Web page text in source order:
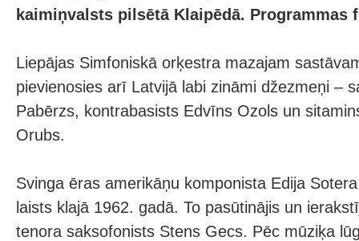
kaimiņvalsts pilsētā Klaipēdā. Programmas
Liepājas Simfoniskā orķestra mazajam
pievienosies arī Latvijā labi zināmi džezmeņi –
Pabērzs, kontrabasists Edvīns Ozols un
Orubs.
Svinga ēras amerikāņu komponista Edija
laists klajā 1962. gadā. To pasūtinājis un
tenora saksofonists Stens Gecs. Pēc mūziķa